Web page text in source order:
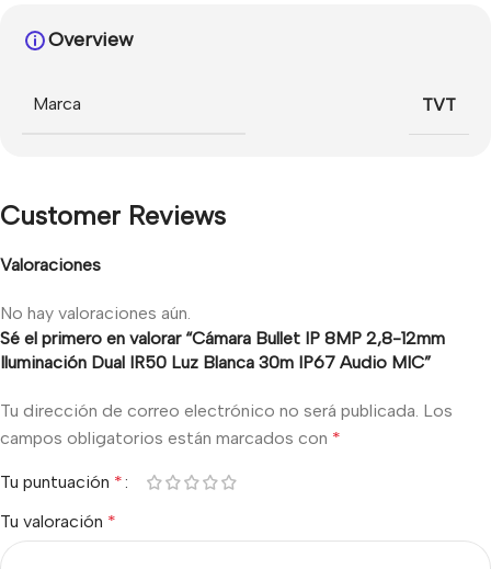
Overview
Marca TVT
Customer Reviews
Valoraciones
No hay valoraciones aún.
Sé el primero en valorar “Cámara Bullet IP 8MP 2,8-12mm
Iluminación Dual IR50 Luz Blanca 30m IP67 Audio MIC”
Tu dirección de correo electrónico no será publicada. Los
campos obligatorios están marcados con *
Tu puntuación *
Tu valoración *